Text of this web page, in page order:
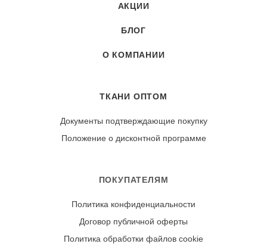
АКЦИИ
БЛОГ
О КОМПАНИИ
ТКАНИ ОПТОМ
Документы подтверждающие покупку
Положение о дисконтной программе
ПОКУПАТЕЛЯМ
Политика конфиденциальности
Договор публичной оферты
Политика обработки файлов cookie